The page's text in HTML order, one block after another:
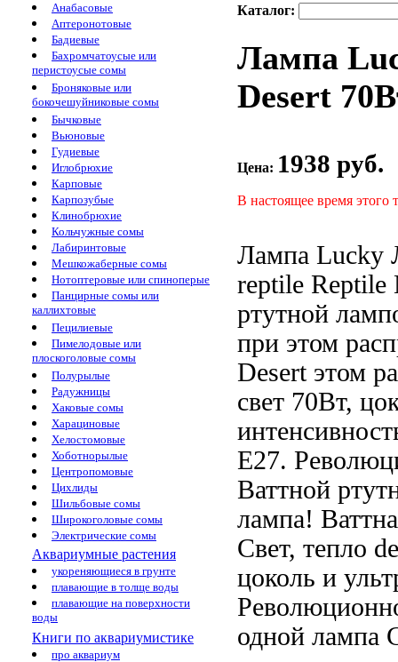
Анабасовые
Аптеронотовые
Бадиевые
Бахромчатоусые или
перистоусые сомы
Броняковые или
бокочешуйниковые сомы
Бычковые
Вьюновые
Гудиевые
Иглобрюхие
Карповые
Карпозубые
Клинобрюхие
Кольчужные сомы
Лабиринтовые
Мешкожаберные сомы
Нотоптеровые или спиноперые
Панцирные сомы или
каллихтовые
Пецилиевые
Пимелодовые или
плоскоголовые сомы
Полурылые
Радужницы
Хаковые сомы
Харациновые
Хелостомовые
Хоботнорылые
Центропомовые
Цихлиды
Шильбовые сомы
Широкоголовые сомы
Электрические сомы
Аквариумные растения
укореняющиеся в грунте
плавающие в толще воды
плавающие на поверхности
воды
Книги по аквариумистике
про аквариум
Каталог:
Лампа
Desert
Цена: 1938 руб.
В настоящее время этого
Лампа Lucky
reptile
ртутной
при этом
Desert этом
свет 70Вт,
Е27.
Ваттной
лампа!
Свет, тепло
цоколь и
одной лампа